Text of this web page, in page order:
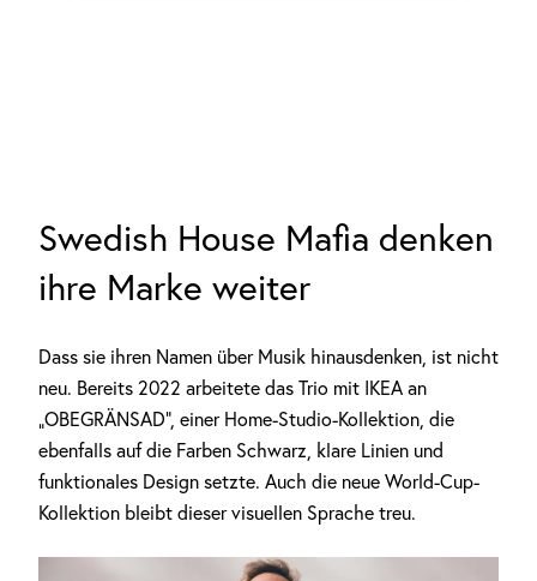
Swedish House Mafia denken
ihre Marke weiter
Dass sie ihren Namen über Musik hinausdenken, ist nicht
neu. Bereits 2022 arbeitete das Trio mit IKEA an
„OBEGRÄNSAD“, einer Home-Studio-Kollektion, die
ebenfalls auf die Farben Schwarz, klare Linien und
funktionales Design setzte. Auch die neue World-Cup-
Kollektion bleibt dieser visuellen Sprache treu.